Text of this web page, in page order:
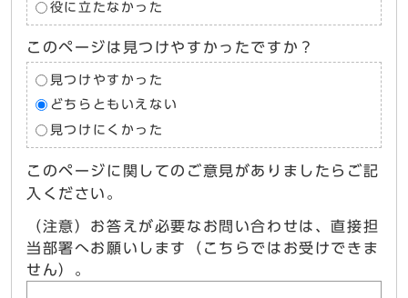
役に立たなかった
このページは見つけやすかったですか？
見つけやすかった
どちらともいえない
見つけにくかった
このページに関してのご意見がありましたらご記
入ください。
（注意）お答えが必要なお問い合わせは、直接担
当部署へお願いします（こちらではお受けできま
せん）。